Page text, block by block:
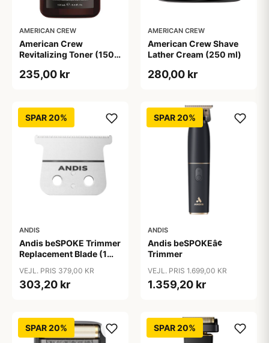
AMERICAN CREW
American Crew
Revitalizing Toner (150
235,00 kr
AMERICAN CREW
American Crew Shave
Lather Cream (250 ml)
280,00 kr
SPAR 20%
ANDIS
Andis beSPOKE Trimmer
Replacement Blade (1
VEJL. PRIS 379,00 KR
303,20 kr
SPAR 20%
ANDIS
Andis beSPOKEâ¢
Trimmer
VEJL. PRIS 1.699,00 KR
1.359,20 kr
SPAR 20% SPAR 20%